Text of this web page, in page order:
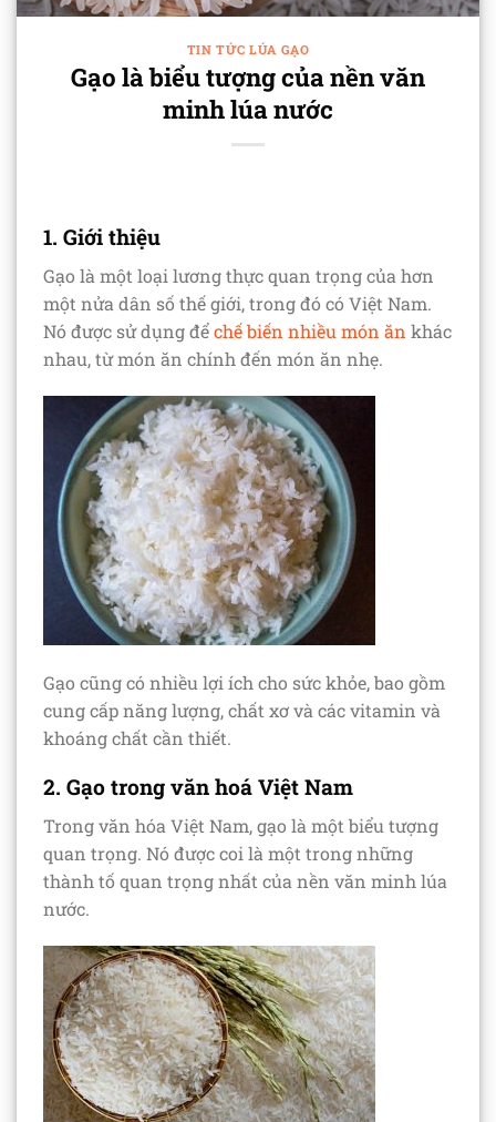
TIN TỨC LÚA GẠO
Gạo là biểu tượng của nền văn
minh lúa nước
1. Giới thiệu
Gạo là một loại lương thực quan trọng của hơn
một nửa dân số thế giới, trong đó có Việt Nam.
Nó được sử dụng đểchế biến nhiều món ăn khác
nhau, từ món ăn chính đến món ăn nhẹ.
Gạo cũng có nhiều lợi ích cho sức khỏe, bao gồm
cung cấp năng lượng, chất xơ và các vitamin và
khoáng chất cần thiết.
2. Gạo trong văn hoá Việt Nam
Trong văn hóa Việt Nam, gạo là một biểu tượng
quan trọng. Nó được coi là một trong những
thành tố quan trọng nhất của nền văn minh lúa
nước.